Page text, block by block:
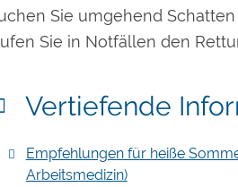
Sie umgehend
Sie in Notfällen den
Vertiefende
Empfehlungen für heiße
Arbeitsmedizin)